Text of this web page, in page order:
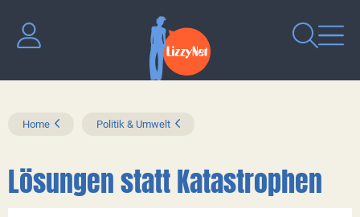
Home Politik & Umwelt
Lösungen statt Katastrophen